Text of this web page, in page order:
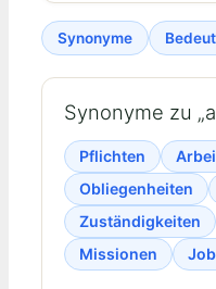
Synonyme
Synonyme zu
Pflichten
Obliegenheiten
Zuständigkeiten
Missionen